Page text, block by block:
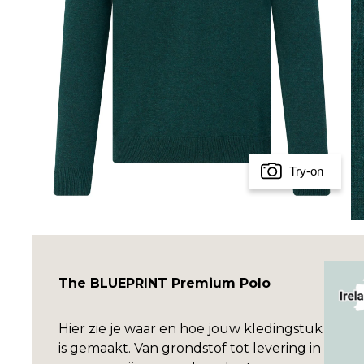
The BLUEPRINT Premium Polo
Hier zie je waar en hoe jouw kledingstuk
is gemaakt. Van grondstof tot levering in
Try-on